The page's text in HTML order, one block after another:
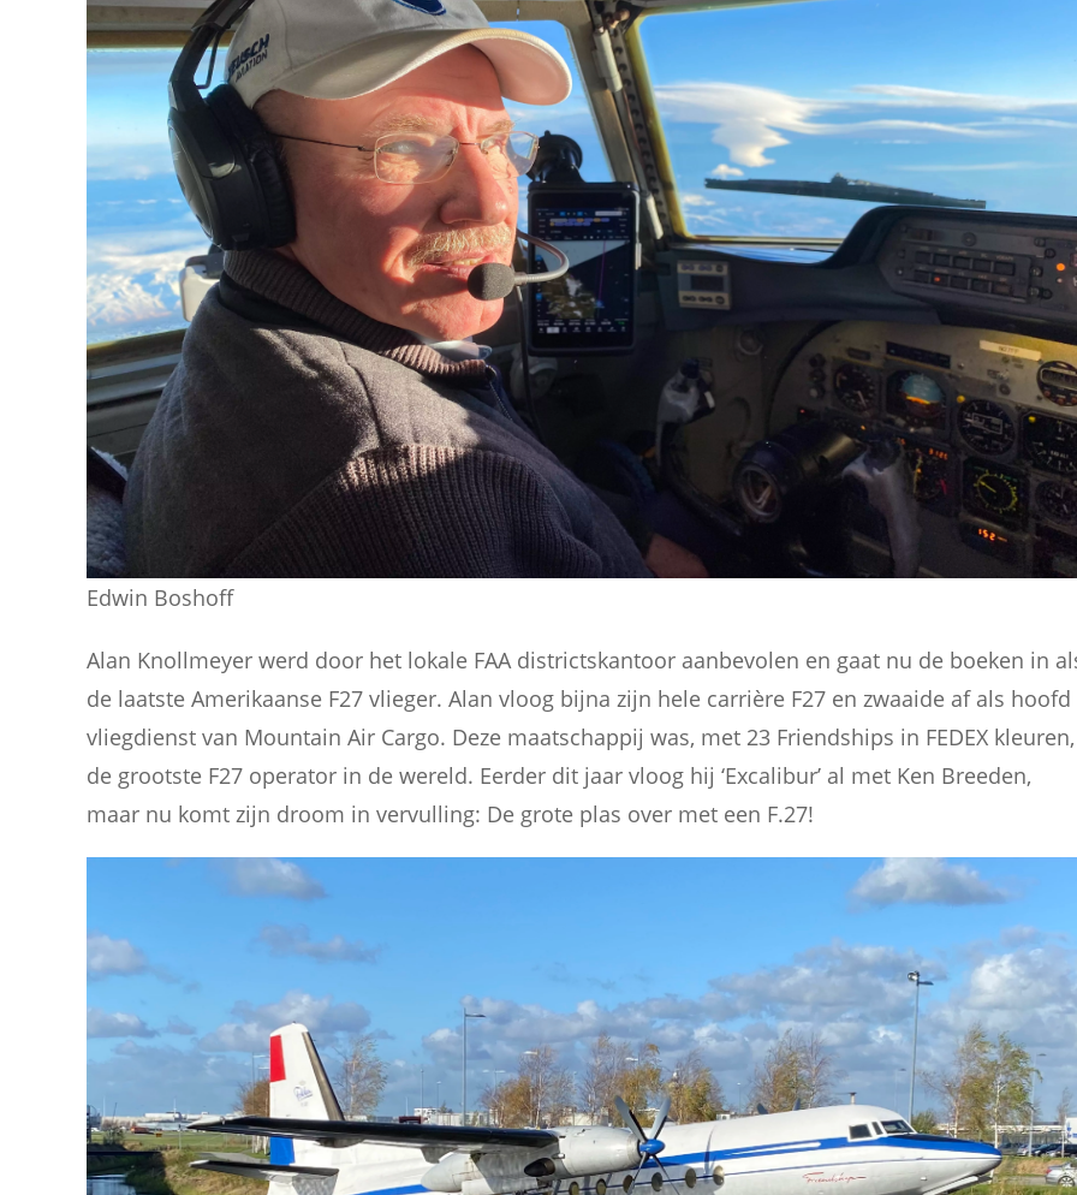
Edwin Boshoff
Alan Knollmeyer werd door het lokale FAA districtskantoor aanbevolen en gaat nu de boeken in
de laatste Amerikaanse F27 vlieger. Alan vloog bijna zijn hele carrière F27 en zwaaide af als hoofd
vliegdienst van Mountain Air Cargo. Deze maatschappij was, met 23 Friendships in FEDEX kleuren,
de grootste F27 operator in de wereld. Eerder dit jaar vloog hij ‘Excalibur’ al met Ken Breeden,
maar nu komt zijn droom in vervulling: De grote plas over met een F.27!